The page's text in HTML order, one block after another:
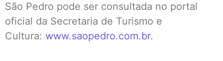
São Pedro pode ser consultada no portal
oficial da Secretaria de Turismo e
Cultura: www.saopedro.com.br.